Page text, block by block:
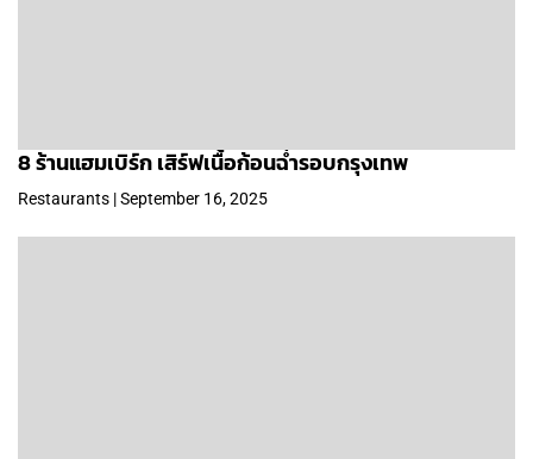
8 ร้านแฮมเบิร์ก เสิร์ฟเนื้อก้อนฉ่ำรอบกรุงเทพ
Restaurants | September 16, 2025